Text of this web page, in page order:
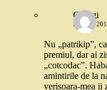
Georgi
26 MAI
Nu „patrikip”,
premiul, dar ai
„cotcodac”.
amintirile de la
verisoara-mea ii